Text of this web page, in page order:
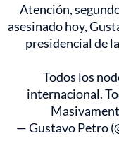
Atención,
asesinado hoy,
presidencial de
Todos los
internacional.
— Gustavo Petro